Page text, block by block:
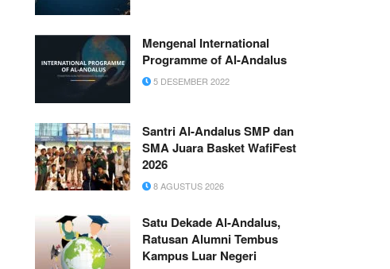
Mengenal International
Programme of Al-Andalus
5 DESEMBER 2022
Santri Al-Andalus SMP dan
SMA Juara Basket WafiFest
2026
8 AGUSTUS 2026
Satu Dekade Al-Andalus,
Ratusan Alumni Tembus
Kampus Luar Negeri